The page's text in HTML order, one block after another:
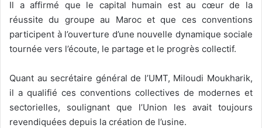
Il a affirmé que le capital humain est au cœur de la
réussite du groupe au Maroc et que ces conventions
participent à l’ouverture d’une nouvelle dynamique sociale
tournée vers l’écoute, le partage et le progrès collectif.
Quant au secrétaire général de l’UMT, Miloudi Moukharik,
il a qualifié ces conventions collectives de modernes et
sectorielles, soulignant que l’Union les avait toujours
revendiquées depuis la création de l’usine.